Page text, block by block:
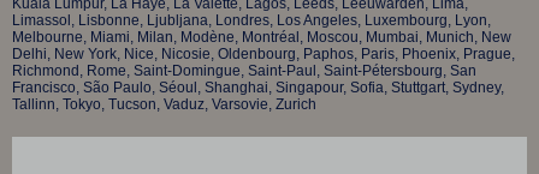
Limassol, Lisbonne, Ljubljana, Londres, Los Angeles, Luxembourg, Lyon,
Melbourne, Miami, Milan, Modène, Montréal, Moscou, Mumbai, Munich, New
Delhi, New York, Nice, Nicosie, Oldenbourg, Paphos, Paris, Phoenix, Prague,
Richmond, Rome, Saint-Domingue, Saint-Paul, Saint-Pétersbourg, San
Francisco, São Paulo, Séoul, Shanghai, Singapour, Sofia, Stuttgart, Sydney,
Tallinn, Tokyo, Tucson, Vaduz, Varsovie, Zurich